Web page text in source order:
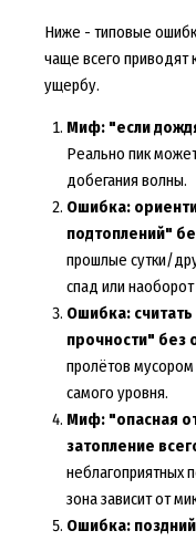
Ниже - типовые
чаще всего
ущербу.
Миф: "если
Реально пик
добегания волны.
Ошибка:
подтоплений"
прошлые сутки/
спад или
Ошибка:
прочности" без
пролётов
самого уровня.
Миф: "опасная
затопление
неблагоприятных
зона зависит от
Ошибка: